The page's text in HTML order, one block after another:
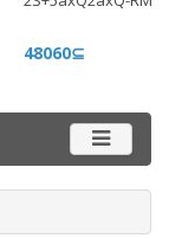
48060⊆